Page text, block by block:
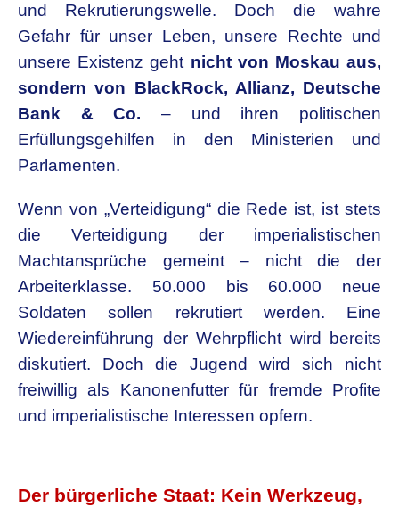
und Rekrutierungswelle. Doch die wahre
Gefahr für unser Leben, unsere Rechte und
unsere Existenz geht nicht von Moskau aus,
sondern von BlackRock, Allianz, Deutsche
Bank & Co. – und ihren politischen
Erfüllungsgehilfen in den Ministerien und
Parlamenten.
Wenn von „Verteidigung“ die Rede ist, ist stets
die Verteidigung der imperialistischen
Machtansprüche gemeint – nicht die der
Arbeiterklasse. 50.000 bis 60.000 neue
Soldaten sollen rekrutiert werden. Eine
Wiedereinführung der Wehrpflicht wird bereits
diskutiert. Doch die Jugend wird sich nicht
freiwillig als Kanonenfutter für fremde Profite
und imperialistische Interessen opfern.
Der bürgerliche Staat: Kein Werkzeug,